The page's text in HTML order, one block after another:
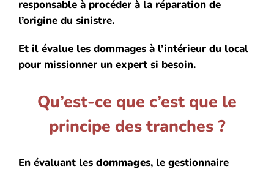
responsable à procéder à la réparation de
l’origine du sinistre.
Et il évalue les dommages à l’intérieur du local
pour missionner un expert si besoin.
Qu’est-ce que c’est que le
principe des tranches ?
En évaluant les dommages, le gestionnaire